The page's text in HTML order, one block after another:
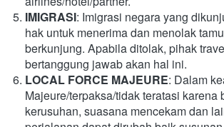
IMIGRASI: Imigrasi negara yang
hak untuk menerima dan menolak
berkunjung. Apabila ditolak, pihak
bertanggung jawab akan hal ini.
LOCAL FORCE MAJEURE: Dalam
Majeure/terpaksa/tidak teratasi karena
kerusuhan, suasana mencekam dan